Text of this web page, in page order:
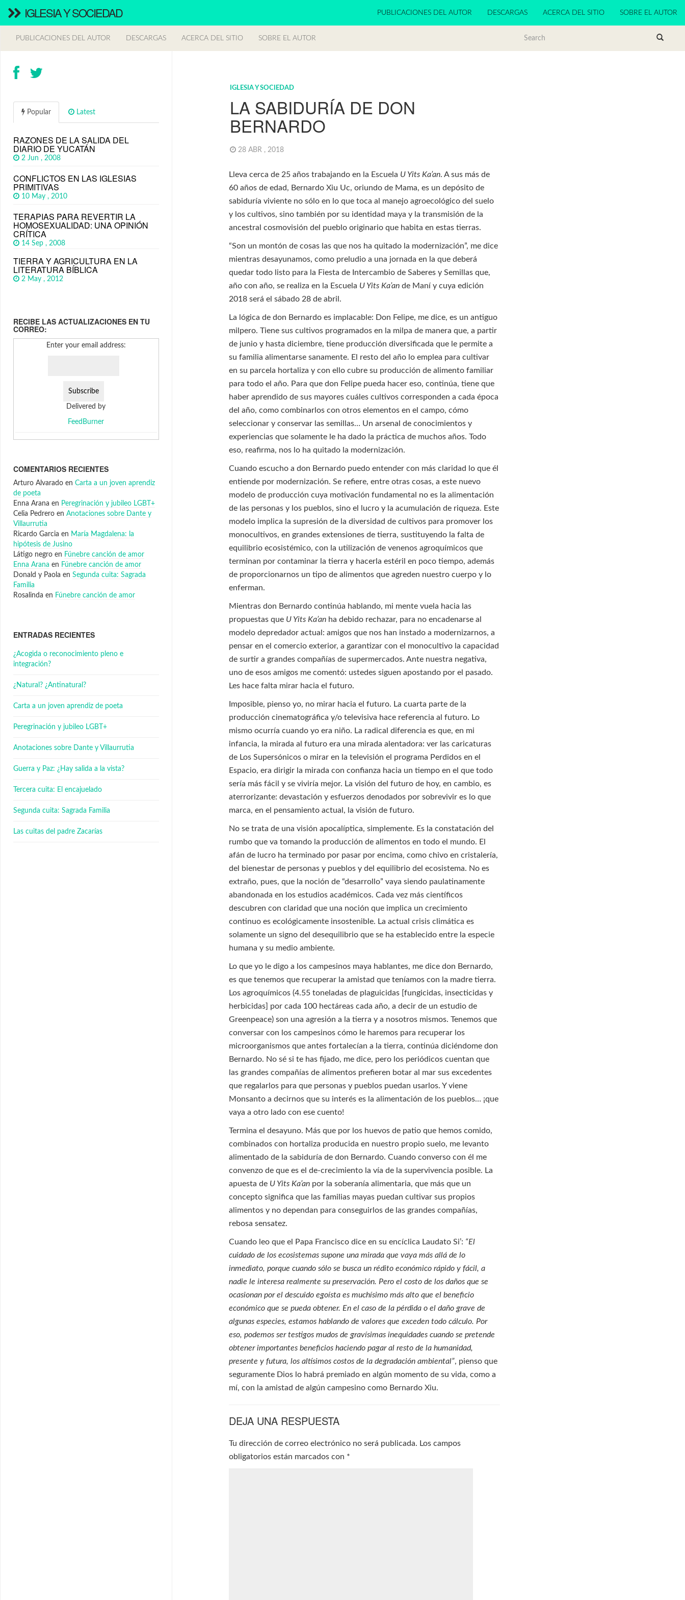
IGLESIA Y SOCIEDAD PUBLICACIONES DEL AUTOR DESCARGAS ACERCA DEL SITIO SOBRE EL AUTOR
PUBLICACIONES DEL AUTOR DESCARGAS ACERCA DEL SITIO SOBRE EL AUTOR
IGLESIA Y SOCIEDAD
LA SABIDURÍA DE DON
BERNARDO
28 ABR , 2018
Lleva cerca de 25 años trabajando en la Escuela U Yits Ka’an. A sus más de
60 años de edad, Bernardo Xiu Uc, oriundo de Mama, es un depósito de
sabiduría viviente no sólo en lo que toca al manejo agroecológico del suelo
y los cultivos, sino también por su identidad maya y la transmisión de la
ancestral cosmovisión del pueblo originario que habita en estas tierras.
“Son un montón de cosas las que nos ha quitado la modernización”, me dice
mientras desayunamos, como preludio a una jornada en la que deberá
quedar todo listo para la Fiesta de Intercambio de Saberes y Semillas que,
año con año, se realiza en la Escuela U Yits Ka’an de Maní y cuya edición
2018 será el sábado 28 de abril.
La lógica de don Bernardo es implacable: Don Felipe, me dice, es un antiguo
milpero. Tiene sus cultivos programados en la milpa de manera que, a partir
de junio y hasta diciembre, tiene producción diversificada que le permite a
su familia alimentarse sanamente. El resto del año lo emplea para cultivar
en su parcela hortaliza y con ello cubre su producción de alimento familiar
para todo el año. Para que don Felipe pueda hacer eso, continúa, tiene que
haber aprendido de sus mayores cuáles cultivos corresponden a cada época
del año, como combinarlos con otros elementos en el campo, cómo
seleccionar y conservar las semillas… Un arsenal de conocimientos y
experiencias que solamente le ha dado la práctica de muchos años. Todo
eso, reafirma, nos lo ha quitado la modernización.
Cuando escucho a don Bernardo puedo entender con más claridad lo que él
entiende por modernización. Se refiere, entre otras cosas, a este nuevo
modelo de producción cuya motivación fundamental no es la alimentación
de las personas y los pueblos, sino el lucro y la acumulación de riqueza. Este
modelo implica la supresión de la diversidad de cultivos para promover los
monocultivos, en grandes extensiones de tierra, sustituyendo la falta de
equilibrio ecosistémico, con la utilización de venenos agroquímicos que
terminan por contaminar la tierra y hacerla estéril en poco tiempo, además
de proporcionarnos un tipo de alimentos que agreden nuestro cuerpo y lo
enferman.
Mientras don Bernardo continúa hablando, mi mente vuela hacia las
propuestas que U Yits Ka’an ha debido rechazar, para no encadenarse al
modelo depredador actual: amigos que nos han instado a modernizarnos, a
pensar en el comercio exterior, a garantizar con el monocultivo la capacidad
de surtir a grandes compañías de supermercados. Ante nuestra negativa,
uno de esos amigos me comentó: ustedes siguen apostando por el pasado.
Les hace falta mirar hacia el futuro.
Imposible, pienso yo, no mirar hacia el futuro. La cuarta parte de la
producción cinematográfica y/o televisiva hace referencia al futuro. Lo
mismo ocurría cuando yo era niño. La radical diferencia es que, en mi
infancia, la mirada al futuro era una mirada alentadora: ver las caricaturas
de Los Supersónicos o mirar en la televisión el programa Perdidos en el
Espacio, era dirigir la mirada con confianza hacia un tiempo en el que todo
sería más fácil y se viviría mejor. La visión del futuro de hoy, en cambio, es
aterrorizante: devastación y esfuerzos denodados por sobrevivir es lo que
marca, en el pensamiento actual, la visión de futuro.
No se trata de una visión apocalíptica, simplemente. Es la constatación del
rumbo que va tomando la producción de alimentos en todo el mundo. El
afán de lucro ha terminado por pasar por encima, como chivo en cristalería,
del bienestar de personas y pueblos y del equilibrio del ecosistema. No es
extraño, pues, que la noción de “desarrollo” vaya siendo paulatinamente
abandonada en los estudios académicos. Cada vez más científicos
descubren con claridad que una noción que implica un crecimiento
continuo es ecológicamente insostenible. La actual crisis climática es
solamente un signo del desequilibrio que se ha establecido entre la especie
humana y su medio ambiente.
Lo que yo le digo a los campesinos maya hablantes, me dice don Bernardo,
es que tenemos que recuperar la amistad que teníamos con la madre tierra.
Los agroquímicos (4.55 toneladas de plaguicidas [fungicidas, insecticidas y
herbicidas] por cada 100 hectáreas cada año, a decir de un estudio de
Greenpeace) son una agresión a la tierra y a nosotros mismos. Tenemos que
conversar con los campesinos cómo le haremos para recuperar los
microorganismos que antes fortalecían a la tierra, continúa diciéndome don
Bernardo. No sé si te has fijado, me dice, pero los periódicos cuentan que
las grandes compañías de alimentos prefieren botar al mar sus excedentes
que regalarlos para que personas y pueblos puedan usarlos. Y viene
Monsanto a decirnos que su interés es la alimentación de los pueblos… ¡que
vaya a otro lado con ese cuento!
Termina el desayuno. Más que por los huevos de patio que hemos comido,
combinados con hortaliza producida en nuestro propio suelo, me levanto
alimentado de la sabiduría de don Bernardo. Cuando converso con él me
convenzo de que es el de-crecimiento la vía de la supervivencia posible. La
apuesta de U Yits Ka’an por la soberanía alimentaria, que más que un
concepto significa que las familias mayas puedan cultivar sus propios
alimentos y no dependan para conseguirlos de las grandes compañías,
rebosa sensatez.
Cuando leo que el Papa Francisco dice en su encíclica Laudato Si’: “El
cuidado de los ecosistemas supone una mirada que vaya más allá de lo
inmediato, porque cuando sólo se busca un rédito económico rápido y fácil, a
nadie le interesa realmente su preservación. Pero el costo de los daños que se
ocasionan por el descuido egoísta es muchísimo más alto que el beneficio
económico que se pueda obtener. En el caso de la pérdida o el daño grave de
algunas especies, estamos hablando de valores que exceden todo cálculo. Por
eso, podemos ser testigos mudos de gravísimas inequidades cuando se pretende
obtener importantes beneficios haciendo pagar al resto de la humanidad,
presente y futura, los altísimos costos de la degradación ambiental”, pienso que
seguramente Dios lo habrá premiado en algún momento de su vida, como a
mí, con la amistad de algún campesino como Bernardo Xiu.
DEJA UNA RESPUESTA
Tu dirección de correo electrónico no será publicada. Los campos
obligatorios están marcados con *
Popular Latest
RAZONES DE LA SALIDA DEL
DIARIO DE YUCATÁN
2 Jun , 2008
CONFLICTOS EN LAS IGLESIAS
PRIMITIVAS
10 May , 2010
TERAPIAS PARA REVERTIR LA
HOMOSEXUALIDAD: UNA OPINIÓN
CRÍTICA
14 Sep , 2008
TIERRA Y AGRICULTURA EN LA
LITERATURA BÍBLICA
2 May , 2012
RECIBE LAS ACTUALIZACIONES EN TU
CORREO:
Enter your email address:
Delivered by
FeedBurner
COMENTARIOS RECIENTES
Arturo Alvarado en Carta a un joven aprendiz
de poeta
Enna Arana en Peregrinación y jubileo LGBT+
Celia Pedrero en Anotaciones sobre Dante y
Villaurrutia
Ricardo Garcia en María Magdalena: la
hipótesis de Jusino
Látigo negro en Fúnebre canción de amor
Enna Arana en Fúnebre canción de amor
Donald y Paola en Segunda cuita: Sagrada
Familia
Rosalinda en Fúnebre canción de amor
ENTRADAS RECIENTES
¿Acogida o reconocimiento pleno e
integración?
¿Natural? ¿Antinatural?
Carta a un joven aprendiz de poeta
Peregrinación y jubileo LGBT+
Anotaciones sobre Dante y Villaurrutia
Guerra y Paz: ¿Hay salida a la vista?
Tercera cuita: El encajuelado
Segunda cuita: Sagrada Familia
Las cuitas del padre Zacarías